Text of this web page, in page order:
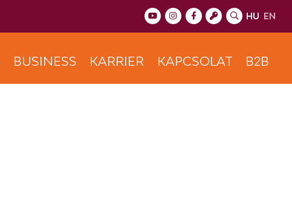
HU EN
BUSINESS KARRIER KAPCSOLAT B2B